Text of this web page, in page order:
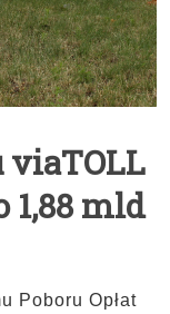
viaTOLL
1,88 mld
Poboru Opłat